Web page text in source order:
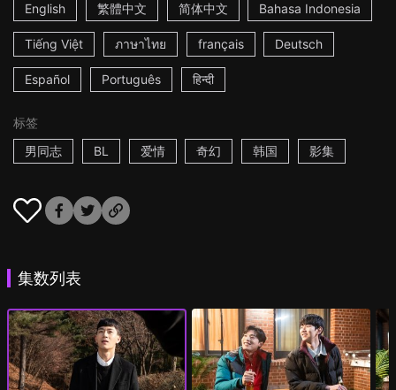
English
繁體中文 简体中文 Bahasa Indonesia
Tiếng Việt ภาษาไทย français Deutsch
Español Português हिन्दी
标签
男同志
BL 爱情 奇幻 韩国 影集
集数列表